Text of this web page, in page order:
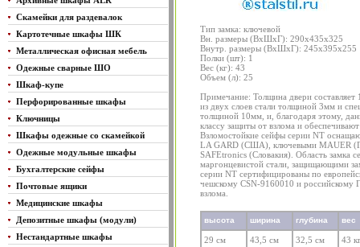
Скамейки для раздевалок
Картотечные шкафы ШК
Металлическая офисная мебель
Одежные сварные ШО
Шкаф-купе
Перфорированные шкафы
Ключницы
Шкафы одежные со скамейкой
Одежные модульные шкафы
Бухгалтерские сейфы
Почтовые ящики
Медицинские шкафы
Депозитные шкафы (модули)
Нестандартные шкафы
Тип замка: ключевой
Вн. размеры (ВхШхГ): 290х435х325
Внутр. размеры (ВхШхГ): 245х395х255
Полки (шт): 1
Вес (кг): 43
Объем (л): 25
Примечание: Толщина двери
из двух слоев стали толщиной 3мм и
толщиной 10мм, и, благодаря этому,
классу защиты от взлома и
Взломостойкие сейфы серии NT
LA GARD (США), ключевыми MAUER
SAFEtronics (Словакия). Область замка
маргонцевистой стали, защищающими
серии NT сертифицированы по
чешскому CSN-9160010 и
взлома.
высота ширина глубина вес
29 см 43,5 см 32,5 см 43